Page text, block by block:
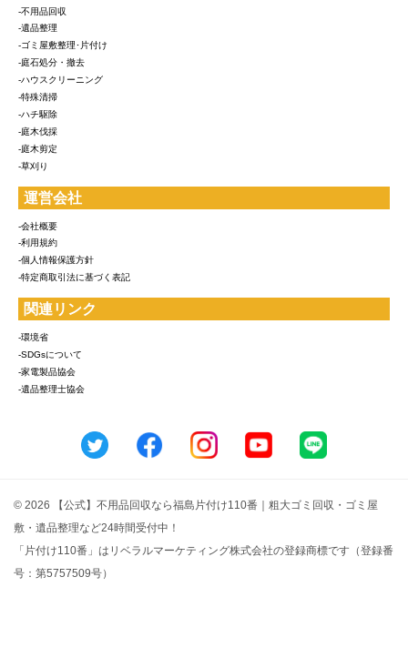
-不用品回収
-遺品整理
-ゴミ屋敷整理･片付け
-庭石処分・撤去
-ハウスクリーニング
-特殊清掃
-ハチ駆除
-庭木伐採
-庭木剪定
-草刈り
運営会社
-会社概要
-利用規約
-個人情報保護方針
-特定商取引法に基づく表記
関連リンク
-環境省
-SDGsについて
-家電製品協会
-遺品整理士協会
© 2026 【公式】不用品回収なら福島片付け110番｜粗大ゴミ回収・ゴミ屋
敷・遺品整理など24時間受付中！
「片付け110番」はリベラルマーケティング株式会社の登録商標です（登録番
号：第5757509号）